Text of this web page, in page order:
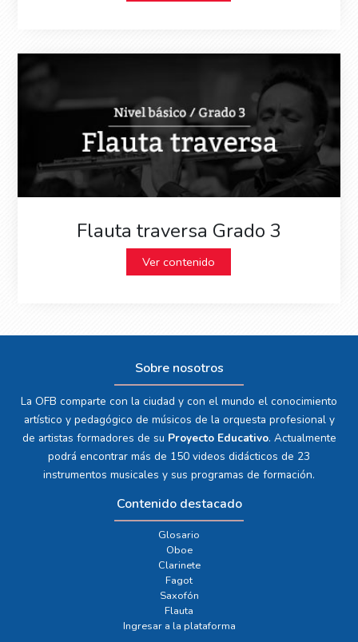
Flauta traversa Grado 3
Ver contenido
Sobre nosotros
La OFB comparte con la ciudad y con el mundo el conocimiento
artístico y pedagógico de músicos de la orquesta profesional y
de artistas formadores de su Proyecto Educativo. Actualmente
podrá encontrar más de 150 videos didácticos de 23
instrumentos musicales y sus programas de formación.
Contenido destacado
Glosario
Oboe
Clarinete
Fagot
Saxofón
Flauta
Ingresar a la plataforma